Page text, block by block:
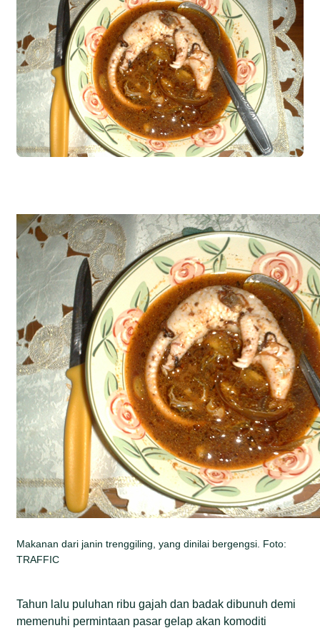
Makanan dari janin trenggiling, yang dinilai bergengsi. Foto:
TRAFFIC
Tahun lalu puluhan ribu gajah dan badak dibunuh demi
memenuhi permintaan pasar gelap akan komoditi